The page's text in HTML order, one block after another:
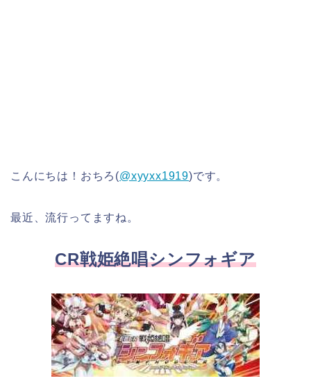
こんにちは！おちろ(@xyyxx1919)です。
最近、流行ってますね。
CR戦姫絶唱シンフォギア